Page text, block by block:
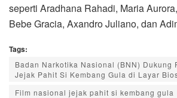
seperti Aradhana Rahadi, Maria
Bebe Gracia, Axandro Juliano, dan
Tags:
Badan Narkotika Nasional (BNN) Dukung
Jejak Pahit Si Kembang Gula di Layar
Film nasional jejak pahit si kembang gula